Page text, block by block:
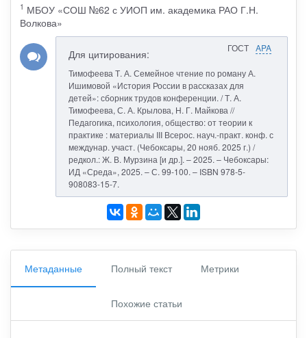
1 МБОУ «СОШ №62 с УИОП им. академика РАО Г.Н.
Волкова»
ГОСТ APA
Для цитирования:
Тимофеева Т. А. Семейное чтение по роману А.
Ишимовой «История России в рассказах для
детей»: сборник трудов конференции. / Т. А.
Тимофеева, С. А. Крылова, Н. Г. Майкова //
Педагогика, психология, общество: от теории к
практике : материалы III Всерос. науч.-практ. конф. с
междунар. участ. (Чебоксары, 20 нояб. 2025 г.) /
редкол.: Ж. В. Мурзина [и др.]. – 2025. – Чебоксары:
ИД «Среда», 2025. – С. 99-100. – ISBN 978-5-
908083-15-7.
Метаданные Полный текст Метрики
Похожие статьи